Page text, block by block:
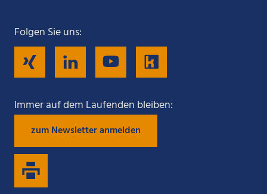
Folgen Sie uns:
Folgen
Sie
uns
auf
Folgen
Sie
uns
Folgen
Sie
uns
Sie
Immer auf dem Laufenden bleiben:
zum Newsletter anmelden